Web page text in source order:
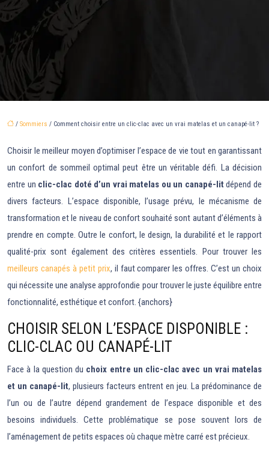
/ Sommiers / Comment choisir entre un clic-clac avec un vrai matelas et un canapé-lit ?
Choisir le meilleur moyen d’optimiser l’espace de vie tout en garantissant
un confort de sommeil optimal peut être un véritable défi. La décision
entre un clic-clac doté d’un vrai matelas ou un canapé-lit dépend de
divers facteurs. L’espace disponible, l’usage prévu, le mécanisme de
transformation et le niveau de confort souhaité sont autant d’éléments à
prendre en compte. Outre le confort, le design, la durabilité et le rapport
qualité-prix sont également des critères essentiels. Pour trouver les
meilleurs canapés à petit prix, il faut comparer les offres. C’est un choix
qui nécessite une analyse approfondie pour trouver le juste équilibre entre
fonctionnalité, esthétique et confort. {anchors}
CHOISIR SELON L’ESPACE DISPONIBLE :
CLIC-CLAC OU CANAPÉ-LIT
Face à la question du choix entre un clic-clac avec un vrai matelas
et un canapé-lit, plusieurs facteurs entrent en jeu. La prédominance de
l’un ou de l’autre dépend grandement de l’espace disponible et des
besoins individuels. Cette problématique se pose souvent lors de
l’aménagement de petits espaces où chaque mètre carré est précieux.